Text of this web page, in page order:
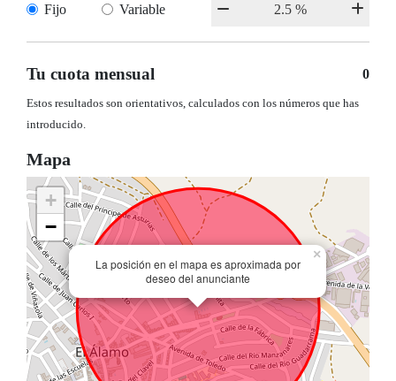
Fijo Variable
Tu cuota mensual 0
Estos resultados son orientativos, calculados con los números que has
introducido.
Mapa
La posición en el mapa es aproximada por
deseo del anunciante
×
+
−